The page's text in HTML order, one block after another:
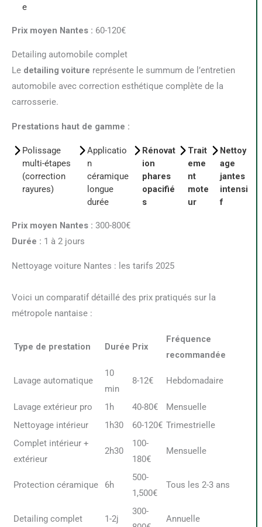
e
Prix moyen Nantes : 60-120€
Detailing automobile complet
Le detailing voiture représente le summum de l’entretien
automobile avec correction esthétique complète de la
carrosserie.
Prestations haut de gamme :
Polissage
multi-étapes
(correction
rayures)
Applicatio
n
céramique
longue
durée
Rénovat
ion
phares
opacifié
s
Trait
eme
nt
mote
ur
Nettoy
age
jantes
intensi
f
Prix moyen Nantes : 300-800€
Durée : 1 à 2 jours
Nettoyage voiture Nantes : les tarifs 2025
Voici un comparatif détaillé des prix pratiqués sur la
métropole nantaise :
Type de prestation Durée Prix
Fréquence
recommandée
Lavage automatique
10
min
8-12€ Hebdomadaire
Lavage extérieur pro 1h 40-80€
Mensuelle
Nettoyage intérieur
1h30 60-120€ Trimestrielle
Complet intérieur +
extérieur
2h30
100-
180€
Mensuelle
Protection céramique 6h
500-
1,500€
Tous les 2-3 ans
Detailing complet 1-2j
300-
Annuelle